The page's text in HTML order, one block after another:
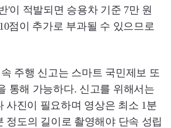
'이 적발되면 승용차 기준 7만 원
점이 추가로 부과될 수 있으므로
주행 신고는 스마트 국민제보 또
통해 가능하다. 신고를 위해서는
사진이 필요하며 영상은 최소 1분
정도의 길이로 촬영해야 단속 성립